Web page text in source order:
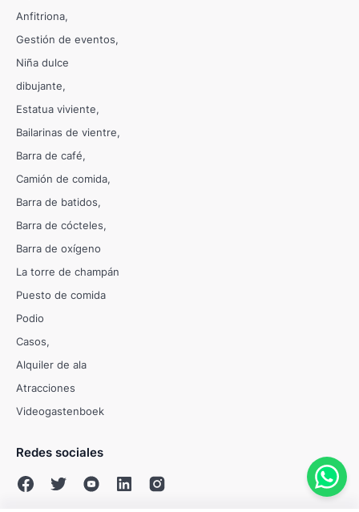
Anfitriona
Gestión de eventos
Niña dulce
dibujante
Estatua viviente
Bailarinas de vientre
Barra de café
Camión de comida
Barra de batidos
Barra de cócteles
Barra de oxígeno
La torre de champán
Puesto de comida
Podio
Casos
Alquiler de ala
Atracciones
Videogastenboek
Redes sociales